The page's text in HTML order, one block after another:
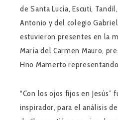
de Santa Lucía, Escuti,
Antonio y del colegio
estuvieron presentes en la
María del Carmen Mauro,
Hno Mamerto
“Con los ojos fijos en Jesús”
inspirador, para el análisis